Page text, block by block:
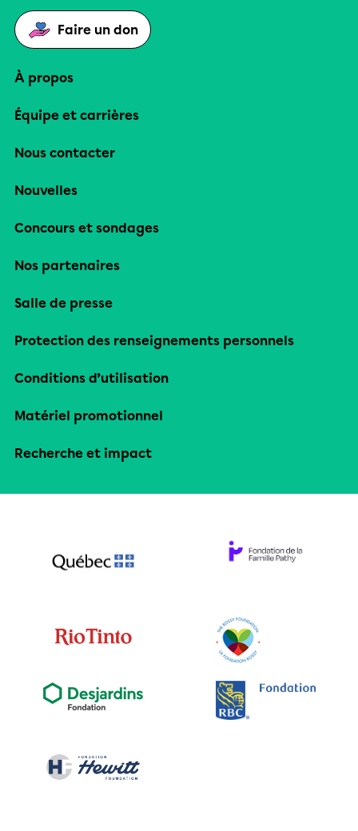
Faire un don
À propos
Équipe et carrières
Nous contacter
Nouvelles
Concours et sondages
Nos partenaires
Salle de presse
Protection des renseignements personnels
Conditions d’utilisation
Matériel promotionnel
Recherche et impact